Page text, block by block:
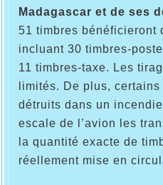
Madagascar et de ses
51 timbres bénéficieront
incluant 30 timbres-
11 timbres-taxe. Les
limités. De plus,
détruits dans un
escale de l’avion les
la quantité exacte de
réellement mise en